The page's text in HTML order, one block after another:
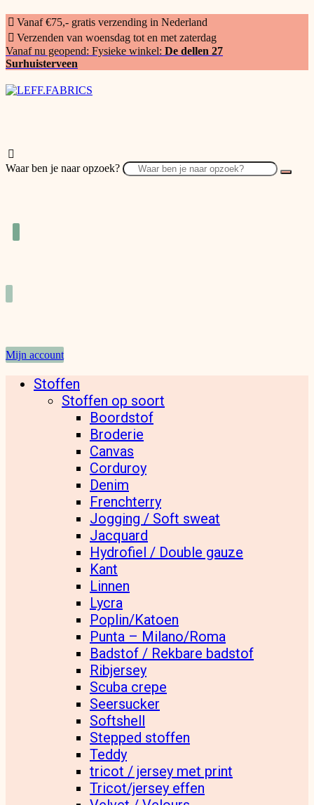
Vanaf €75,- gratis verzending in Nederland
Verzenden van woensdag tot en met zaterdag
Vanaf nu geopend: Fysieke winkel: De dellen 27
Surhuisterveen
Waar ben je naar opzoek?
Mijn account
Stoffen
Stoffen op soort
Boordstof
Broderie
Canvas
Corduroy
Denim
Frenchterry
Jogging / Soft sweat
Jacquard
Hydrofiel / Double gauze
Kant
Linnen
Lycra
Poplin/Katoen
Punta – Milano/Roma
Badstof / Rekbare badstof
Ribjersey
Scuba crepe
Seersucker
Softshell
Stepped stoffen
Teddy
tricot / jersey met print
Tricot/jersey effen